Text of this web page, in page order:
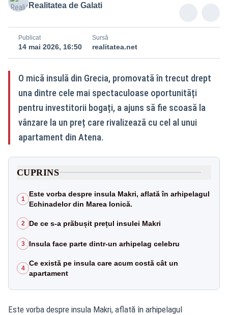
Realitatea de Galati
Publicat
14 mai 2026, 16:50
Sursă
realitatea.net
O mică insulă din Grecia, promovată în trecut drept
una dintre cele mai spectaculoase oportunități
pentru investitorii bogați, a ajuns să fie scoasă la
vânzare la un preț care rivalizează cu cel al unui
apartament din Atena.
CUPRINS
1
Este vorba despre insula Makri, aflată în arhipelagul
Echinadelor din Marea Ionică.
2 De ce s-a prăbușit prețul insulei Makri
3 Insula face parte dintr-un arhipelag celebru
4
Ce există pe insula care acum costă cât un
apartament
Este vorba despre insula Makri, aflată în arhipelagul